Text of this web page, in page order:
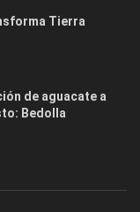
Tierra
de aguacate a
Bedolla